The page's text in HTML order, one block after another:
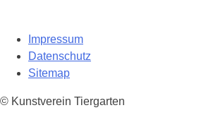
Impressum
Datenschutz
Sitemap
© Kunstverein Tiergarten